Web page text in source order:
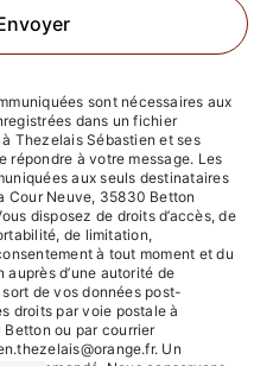
sont nécessaires aux
dans un fichier
Thezelais Sébastien et ses
répondre à votre message. Les
aux seuls destinataires
Cour Neuve, 35830 Betton
disposez de droits d’accès, de
de limitation,
à tout moment et du
auprès d’une autorité de
de vos données post-
droits par voie postale à
ou par courrier
Un